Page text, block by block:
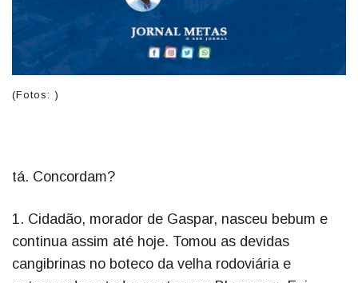
(Fotos: )
tá. Concordam?
1. Cidadão, morador de Gaspar, nasceu bebum e
continua assim até hoje. Tomou as devidas
cangibrinas no boteco da velha rodoviária e